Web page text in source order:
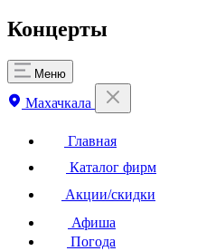
Концерты
Меню
Махачкала
Главная
Каталог фирм
Акции/скидки
Афиша
Погода